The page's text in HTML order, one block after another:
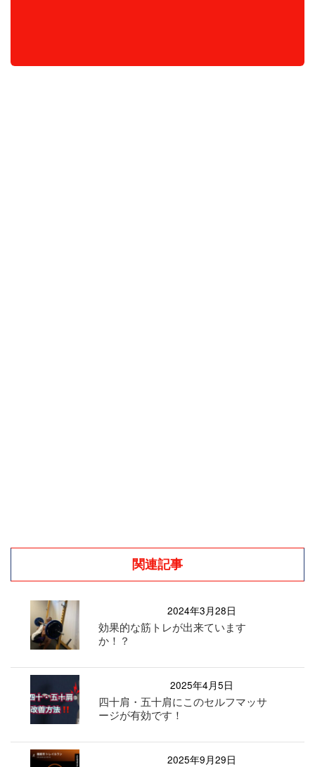
関連記事
2024年3月28日
効果的な筋トレが出来ています
か！？
2025年4月5日
四十肩・五十肩にこのセルフマッサ
ージが有効です！
2025年9月29日